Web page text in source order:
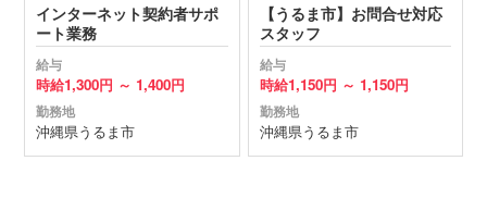
インターネット契約者サポ
ート業務
給与
時給1,300円 ～ 1,400円
勤務地
沖縄県うるま市
【うるま市】お問合せ対応
スタッフ
給与
時給1,150円 ～ 1,150円
勤務地
沖縄県うるま市